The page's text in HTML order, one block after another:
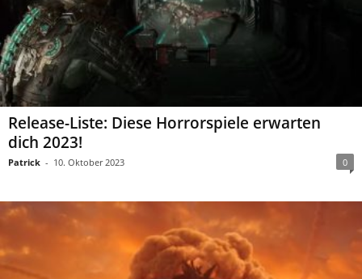
Release-Liste: Diese Horrorspiele erwarten
dich 2023!
Patrick - 10. Oktober 2023 0